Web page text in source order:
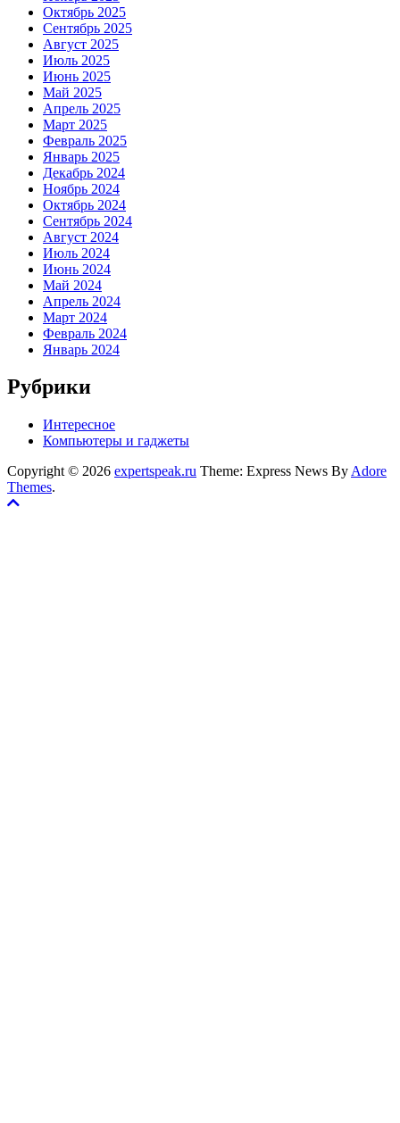
Октябрь 2025
Сентябрь 2025
Август 2025
Июль 2025
Июнь 2025
Май 2025
Апрель 2025
Март 2025
Февраль 2025
Январь 2025
Декабрь 2024
Ноябрь 2024
Октябрь 2024
Сентябрь 2024
Август 2024
Июль 2024
Июнь 2024
Май 2024
Апрель 2024
Март 2024
Февраль 2024
Январь 2024
Рубрики
Интересное
Компьютеры и гаджеты
Copyright © 2026 expertspeak.ru Theme: Express News By Adore
Themes.